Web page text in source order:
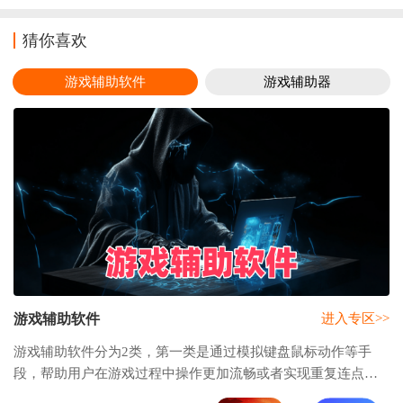
猜你喜欢
游戏辅助软件 游戏辅助器
游戏辅助软件
游戏辅助软件分为2类，第一类是通过模拟键盘鼠标动作等手
段，帮助用户在游戏过程中操作更加流畅或者实现重复连点等
耗费手力的操作，可以快捷实现一些复杂的操作，器本身不触
进入专区>>